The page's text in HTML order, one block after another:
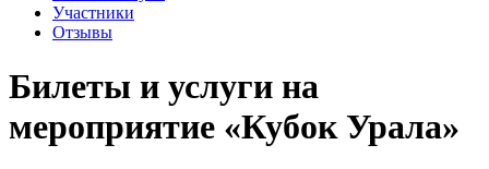
Участники
Отзывы
Билеты и услуги на
мероприятие «Кубок Урала»